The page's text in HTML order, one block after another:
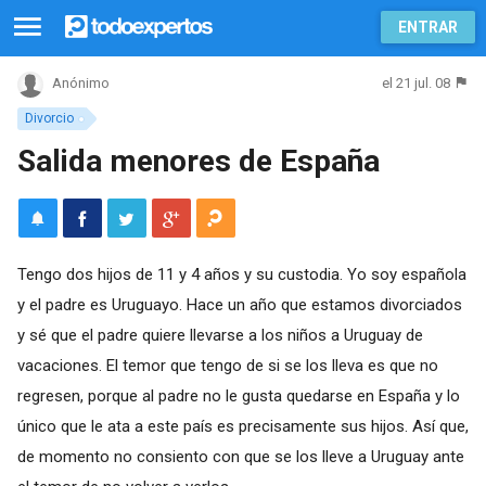
ENTRAR
Divorcio
Anónimo el 21 jul. 08
Salida menores de España
Tengo dos hijos de 11 y 4 años y su custodia. Yo soy española
y el padre es Uruguayo. Hace un año que estamos divorciados
y sé que el padre quiere llevarse a los niños a Uruguay de
vacaciones. El temor que tengo de si se los lleva es que no
regresen, porque al padre no le gusta quedarse en España y lo
único que le ata a este país es precisamente sus hijos. Así que,
de momento no consiento con que se los lleve a Uruguay ante